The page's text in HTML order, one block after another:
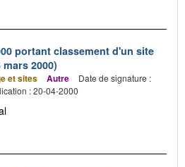
portant classement d'un site
2000)
et sites Autre
Date de signature :
: 20-04-2000